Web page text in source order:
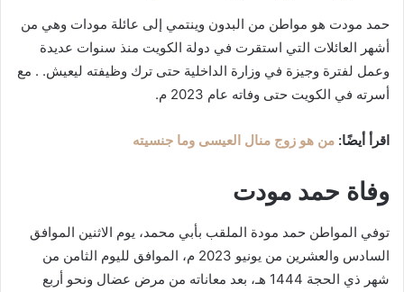
حمد مودت هو مواطن من البدون وينتمي إلى عائلة مودات وهي من
أشهر العائلات التي استقرت في دولة الكويت منذ سنوات عديدة
وعمل لفترة وجيزة في وزارة الداخلية حتى ترك وظيفته ليعيش. . مع
أسرته في الكويت حتى وفاته عام 2023 م.
اقرأ أيضًا: من هو زوج منال العيسى وما جنسيته
وفاة حمد مودت
توفي المواطن حمد مودة الملقب بأبي محمد، يوم الاثنين الموافق
السادس والعشرين من يونيو 2023 م، الموافق لليوم الثامن من
شهر ذي الحجة 1444 هـ، بعد معاناته من مرض عضال ونحو أربع